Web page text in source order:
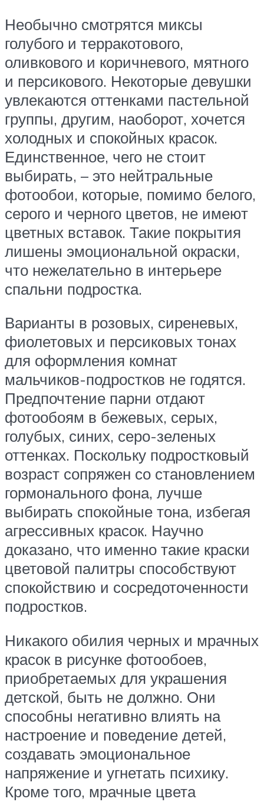
Необычно смотрятся миксы
голубого и терракотового,
оливкового и коричневого, мятного
и персикового. Некоторые девушки
увлекаются оттенками пастельной
группы, другим, наоборот, хочется
холодных и спокойных красок.
Единственное, чего не стоит
выбирать, – это нейтральные
фотообои, которые, помимо белого,
серого и черного цветов, не имеют
цветных вставок. Такие покрытия
лишены эмоциональной окраски,
что нежелательно в интерьере
спальни подростка.
Варианты в розовых, сиреневых,
фиолетовых и персиковых тонах
для оформления комнат
мальчиков-подростков не годятся.
Предпочтение парни отдают
фотообоям в бежевых, серых,
голубых, синих, серо-зеленых
оттенках. Поскольку подростковый
возраст сопряжен со становлением
гормонального фона, лучше
выбирать спокойные тона, избегая
агрессивных красок. Научно
доказано, что именно такие краски
цветовой палитры способствуют
спокойствию и сосредоточенности
подростков.
Никакого обилия черных и мрачных
красок в рисунке фотообоев,
приобретаемых для украшения
детской, быть не должно. Они
способны негативно влиять на
настроение и поведение детей,
создавать эмоциональное
напряжение и угнетать психику.
Кроме того, мрачные цвета